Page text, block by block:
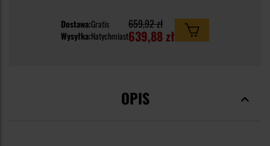
Dostawa:Gratis
Wysyłka:Natychmiast
659,92 zł
639,88 zł
OPIS